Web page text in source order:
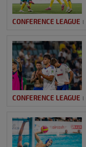
CONFERENCE LEAGUE
CONFERENCE LEAGUE